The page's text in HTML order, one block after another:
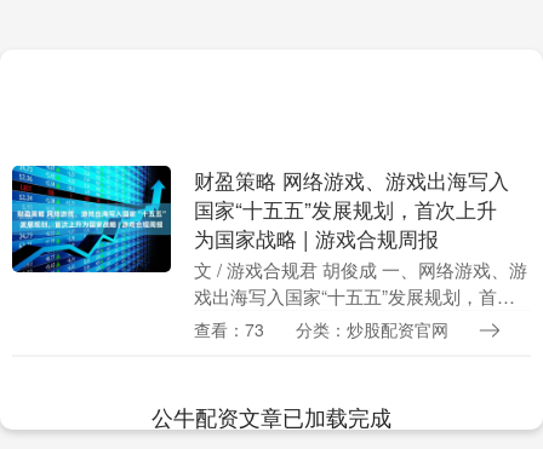
财盈策略 网络游戏、游戏出海写入
国家“十五五”发展规划，首次上升
为国家战略 | 游戏合规周报
文 / 游戏合规君 胡俊成 一、网络游戏、游
戏出海写入国家“十五五”发展规划，首次
上升为国家战略 3月13日，新华社受权正
查看：73 分类：炒股配资官网
公牛配资文章已加载完成